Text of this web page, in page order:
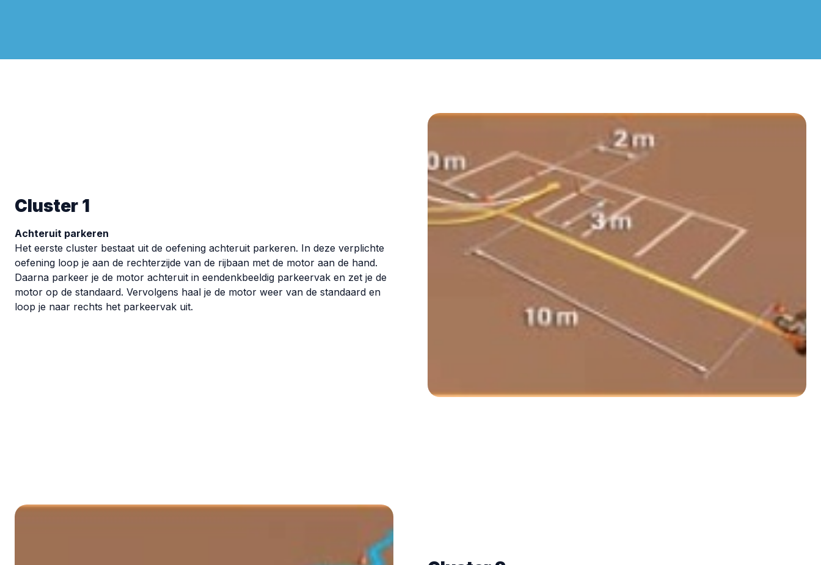
Cluster 1
Achteruit parkeren
Het eerste cluster bestaat uit de oefening achteruit parkeren. In deze verplichte
oefening loop je aan de rechterzijde van de rijbaan met de motor aan de hand.
Daarna parkeer je de motor achteruit in eendenkbeeldig parkeervak en zet je de
motor op de standaard. Vervolgens haal je de motor weer van de standaard en
loop je naar rechts het parkeervak uit.